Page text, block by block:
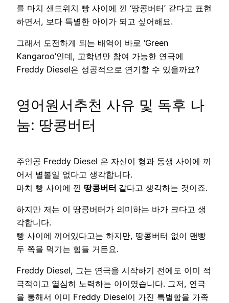
를 마치 샌드위치 빵 사이에 낀 ‘땅콩버터’ 같다고 표현
하면서, 보다 특별한 아이가 되고 싶어해요.
그래서 도전하게 되는 배역이 바로 ‘Green
Kangaroo’인데, 고학년만 참여 가능한 연극에
Freddy Diesel은 성공적으로 연기할 수 있을까요?
영어원서추천 사유 및 독후 나
눔: 땅콩버터
주인공 Freddy Diesel 은 자신이 형과 동생 사이에 끼
어서 별볼일 없다고 생각합니다.
마치 빵 사이에 낀 땅콩버터 같다고 생각하는 것이죠.
하지만 저는 이 땅콩버터가 의미하는 바가 크다고 생
각합니다.
빵 사이에 끼어있다고는 하지만, 땅콩버터 없이 맨빵
두 쪽을 먹기는 힘들 거든요.
Freddy Diesel, 그는 연극을 시작하기 전에도 이미 적
극적이고 열심히 노력하는 아이였습니다. 그저, 연극
을 통해서 이미 Freddy Diesel이 가진 특별함을 가족